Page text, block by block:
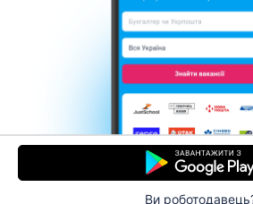
Ви
Контакти Про нас
Допомога